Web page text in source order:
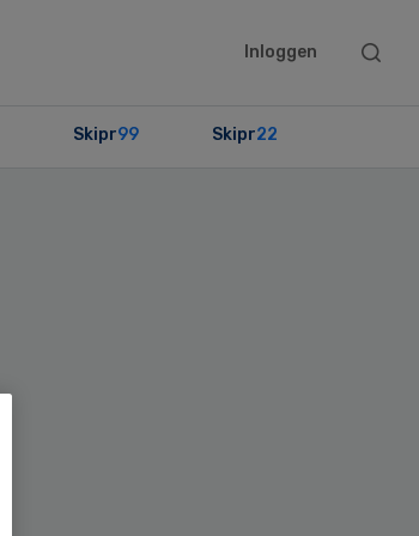
Inloggen
Search
Skipr99 Skipr22